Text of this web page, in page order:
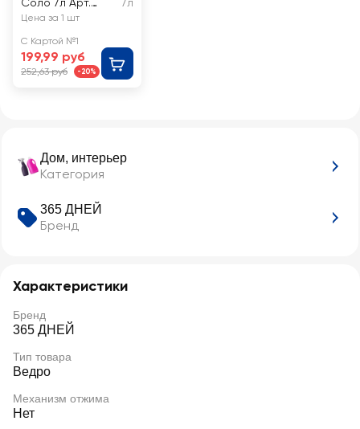
Дом, интерьер
Категория
365 ДНЕЙ
Бренд
Характеристики
Бренд
365 ДНЕЙ
Тип товара
Ведро
Механизм отжима
Нет
C632
Цена за 1 шт
С Картой №1
199,99 руб
252,63 руб -20%